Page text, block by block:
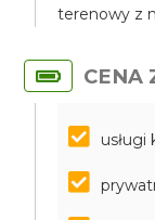
terenowy z
CENA
usługi